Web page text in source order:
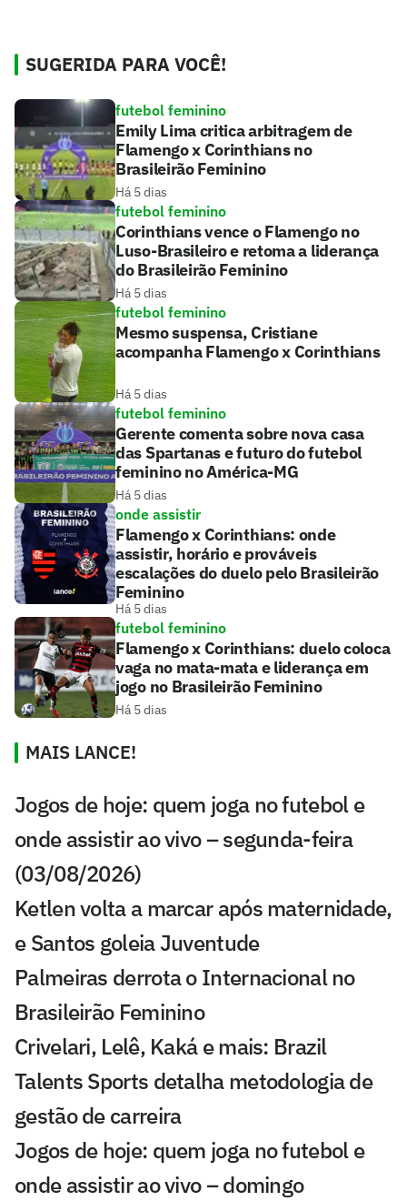
SUGERIDA PARA VOCÊ!
futebol feminino
Emily Lima critica arbitragem de
Flamengo x Corinthians no
Brasileirão Feminino
Há 5 dias
futebol feminino
Corinthians vence o Flamengo no
Luso-Brasileiro e retoma a liderança
do Brasileirão Feminino
Há 5 dias
futebol feminino
Mesmo suspensa, Cristiane
acompanha Flamengo x Corinthians
Há 5 dias
futebol feminino
Gerente comenta sobre nova casa
das Spartanas e futuro do futebol
feminino no América-MG
Há 5 dias
onde assistir
Flamengo x Corinthians: onde
assistir, horário e prováveis
escalações do duelo pelo Brasileirão
Feminino
Há 5 dias
futebol feminino
Flamengo x Corinthians: duelo coloca
vaga no mata-mata e liderança em
jogo no Brasileirão Feminino
Há 5 dias
MAIS LANCE!
Jogos de hoje: quem joga no futebol e
onde assistir ao vivo – segunda-feira
(03/08/2026)
Ketlen volta a marcar após maternidade,
e Santos goleia Juventude
Palmeiras derrota o Internacional no
Brasileirão Feminino
Crivelari, Lelê, Kaká e mais: Brazil
Talents Sports detalha metodologia de
gestão de carreira
Jogos de hoje: quem joga no futebol e
onde assistir ao vivo – domingo